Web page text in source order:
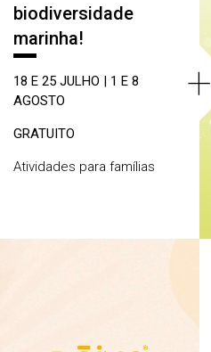
biodiversidade
marinha!
18 E 25 JULHO | 1 E 8
AGOSTO
GRATUITO
Atividades para famílias
+